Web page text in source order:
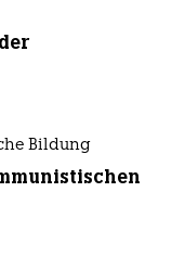
Bildung